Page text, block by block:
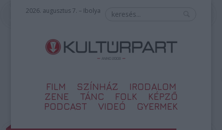
2026. augusztus 7. – Ibolya
FILM SZÍNHÁZ
IRODALOM
ZENE
TÁNC FOLK
KÉPZŐ
PODCAST
VIDEÓ GYERMEK